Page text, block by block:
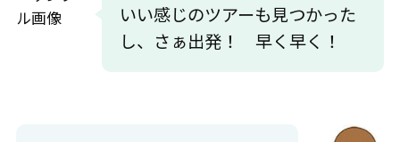
いい感じのツアーも見つかった
し、さぁ出発！ 早く早く！